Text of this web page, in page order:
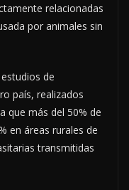
relacionadas
por animales sin
de
país, realizados
que más del 50% de
en áreas rurales de
transmitidas